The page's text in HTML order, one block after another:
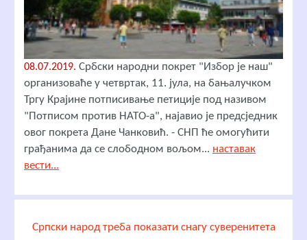
08.07.2019. Србски народни покрет "Избор је наш"
организоваће у четвртак, 11. јула, на бањалучком
Тргу Крајине потписивање петиције под називом
"Потписом против НАТО-а", најавио је предсједник
овог покрета Дане Чанковић. - СНП ће омогућити
грађанима да се слободном вољом... наставак
вести...
Српски народ треба показати снагу суверенитета